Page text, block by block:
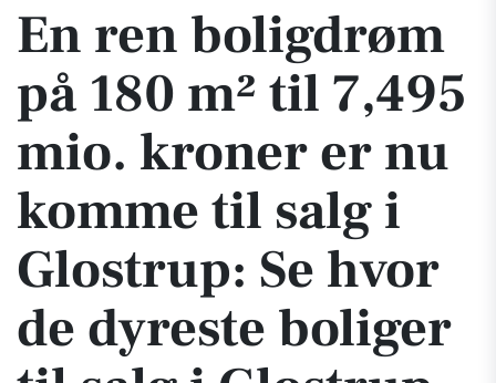
En ren boligdrøm
på 180 m² til 7,495
mio. kroner er nu
komme til salg i
Glostrup: Se hvor
de dyreste boliger